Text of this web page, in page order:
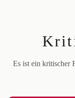
Es ist ein kritischer